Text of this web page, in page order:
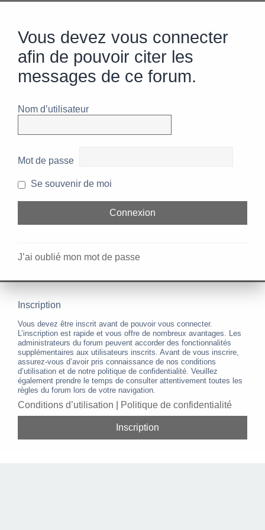
Vous devez vous connecter
afin de pouvoir citer les
messages de ce forum.
Nom d’utilisateur
Mot de passe
Se souvenir de moi
J’ai oublié mon mot de passe
Inscription
Vous devez être inscrit avant de pouvoir vous connecter.
L’inscription est rapide et vous offre de nombreux avantages. Les
administrateurs du forum peuvent accorder des fonctionnalités
supplémentaires aux utilisateurs inscrits. Avant de vous inscrire,
assurez-vous d’avoir pris connaissance de nos conditions
d’utilisation et de notre politique de confidentialité. Veuillez
également prendre le temps de consulter attentivement toutes les
règles du forum lors de votre navigation.
Conditions d’utilisation Politique de confidentialité
Inscription